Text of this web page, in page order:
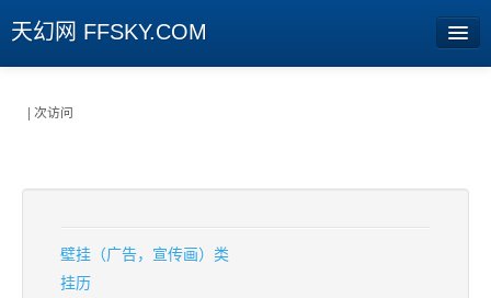
天幻网 FFSKY.COM
周边
| 次访问
壁挂（广告，宣传画）类
挂历